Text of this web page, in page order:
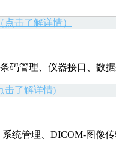
击了解详情）
管理、仪器接口、数据
击了解详情)
管理、DICOM-图像